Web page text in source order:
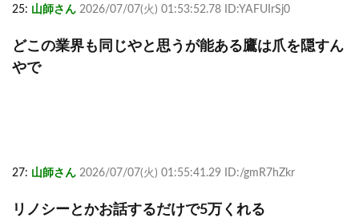
25: 山師さん 2026/07/07(火) 01:53:52.78 ID:YAFUIrSj0
どこの業界も同じやと思うが能ある鷹は爪を隠すん
やで
27: 山師さん 2026/07/07(火) 01:55:41.29 ID:/gmR7hZkr
リノシーとかお話するだけで5万くれる